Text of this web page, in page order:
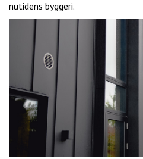
nutidens byggeri.